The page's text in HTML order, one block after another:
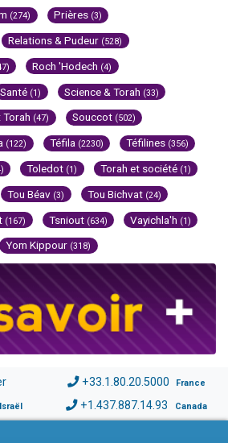
(274) Prières (3)
Relations & Pudeur (528)
Roch 'Hodech (4)
Santé (1) Science & Torah (33)
Torah (47) Souccot (502)
(122) Téfila (2230) Téfilines (356)
Toledot (1) Torah et société (1)
Tou Béav (3) Tou Bichvat (24)
(167) Tsniout (634) Vayichla'h (1)
Yom Kippour (318)
+33.1.80.20.5000 France
Israël +1.437.887.14.93 Canada